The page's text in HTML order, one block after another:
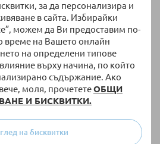
за да персонализира и
в сайта. Избирайки
можем да Ви предоставим по-
време на Вашето онлайн
на определени типове
върху начина, по който
съдържание. Ако
моля, прочететеОБЩИ
И БИСКВИТКИ.
на бисквитки
Електрическа помпа за кърма
Medela Solo+ Двуфазна, с
204,01 € 399,01 лв.